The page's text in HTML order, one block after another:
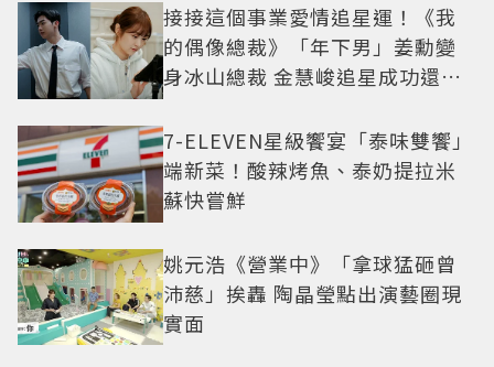
接接這個事業愛情追星運！《我
的偶像總裁》「年下男」姜勳變
身冰山總裁 金慧峻追星成功還偶
7-ELEVEN星級饗宴「泰味雙饗」
端新菜！酸辣烤魚、泰奶提拉米
蘇快嘗鮮
姚元浩《營業中》「拿球猛砸曾
沛慈」挨轟 陶晶瑩點出演藝圈現
實面